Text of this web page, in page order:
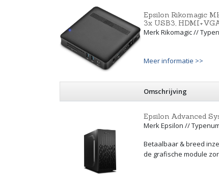
Epsilon Rikomagic
3x USB3,
Merk Rikomagic //
Meer informatie >>
Omschrijving
Epsilon Advanced
Merk Epsilon //
Betaalbaar & breed
de grafische module